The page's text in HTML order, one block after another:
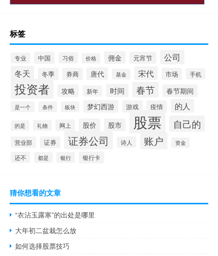
标签
专业 中国 习俗 价格 佣金 元宵节
公司
冬天
冬季 券商 唐代 基金 宋代 市场 手机
投资者 攻略 新年 时间 春节 春节期间
是一个 条件 板块 梦幻西游 游戏 疫情 的人
的是 礼物 网上 股价 股市 股票 自己的
营业部 证券 证券公司 诗人 账户 资金
还不 都是 银行 银行卡
猜你想看的文章
“衣沾玉露寒”的出处是哪里
大年初二盆栽怎么放
如何选择股票技巧